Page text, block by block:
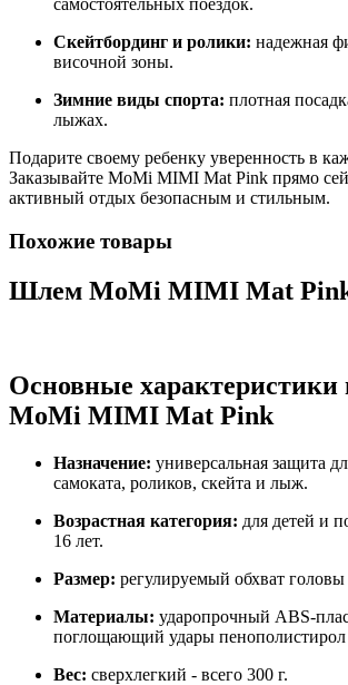
самостоятельных поездок.
Скейтбординг и ролики: надежная
височной зоны.
Зимние виды спорта: плотная
лыжах.
Подарите своему ребенку уверенность в
Заказывайте MoMi MIMI Mat Pink прямо
активный отдых безопасным и стильным.
Похожие товары
Шлем MoMi MIMI Mat
Основные
MoMi MIMI Mat Pink
Назначение: универсальная защита
самоката, роликов, скейта и лыж.
Возрастная категория: для детей и
16 лет.
Размер: регулируемый обхват
Материалы: ударопрочный ABS-
поглощающий удары пенополистирол
Вес: сверхлегкий - всего 300 г.